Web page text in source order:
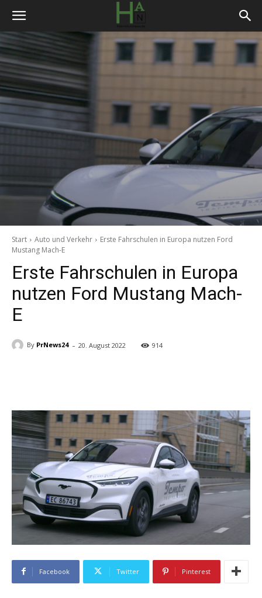
Start Auto und Verkehr
Erste Fahrschulen in Europa nutzen Ford
Mustang Mach-E
Erste Fahrschulen in Europa
nutzen Ford Mustang Mach-
E
By PrNews24 - 20. August 2022 914
Facebook Twitter Pinterest